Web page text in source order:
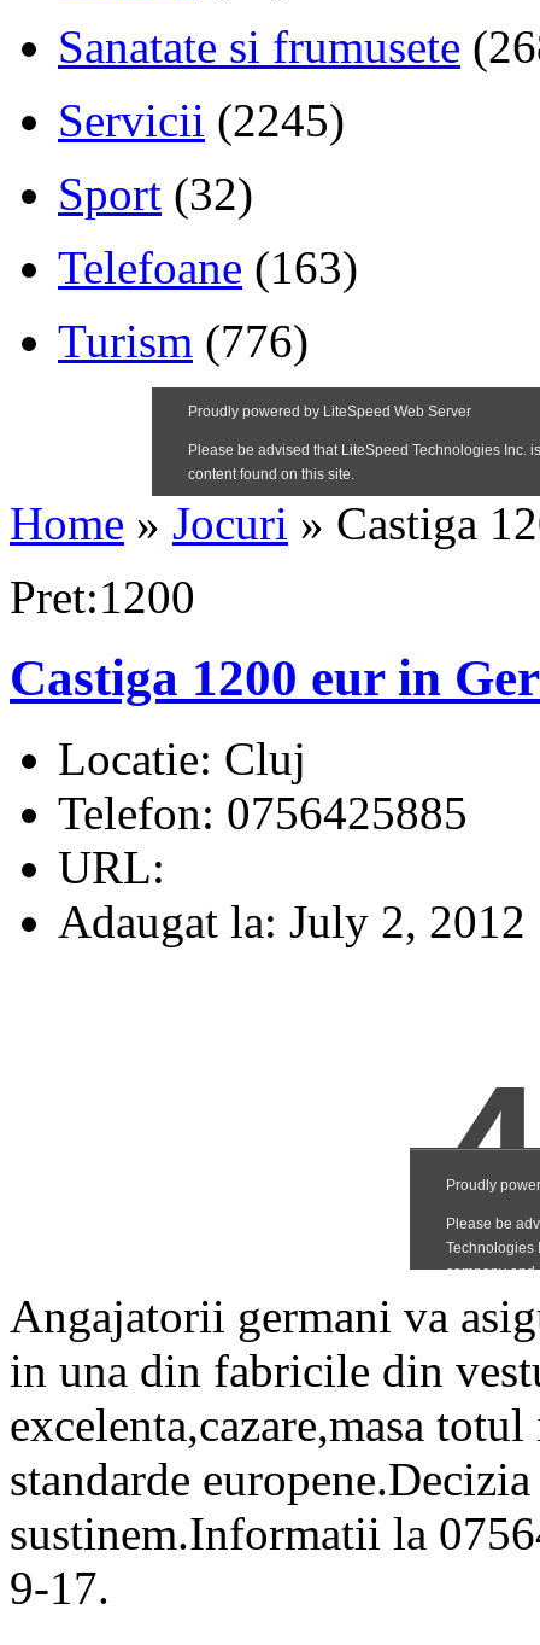
Sanatate si frumusete
Servicii (2245)
Sport (32)
Telefoane (163)
Turism (776)
Home » Jocuri » Castiga
Pret:1200
Castiga 1200 eur in
Locatie: Cluj
Telefon: 0756425885
URL:
Adaugat la: July 2, 2012
Angajatorii germani va
in una din fabricile din
excelenta,cazare,masa
standarde
sustinem.Informatii la
9-17.